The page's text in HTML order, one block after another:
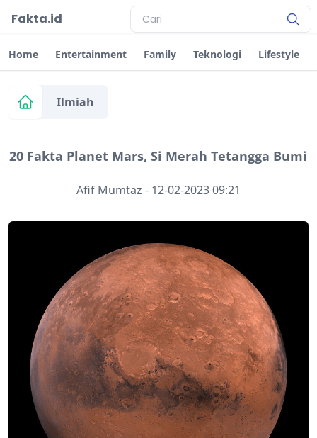
Fakta.id
Home Entertainment Family Teknologi Lifestyle
Ilmiah
20 Fakta Planet Mars, Si Merah Tetangga Bumi
Afif Mumtaz - 12-02-2023 09:21